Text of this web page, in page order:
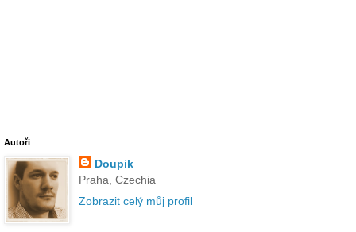
Autoři
Doupik
Praha, Czechia
Zobrazit celý můj profil